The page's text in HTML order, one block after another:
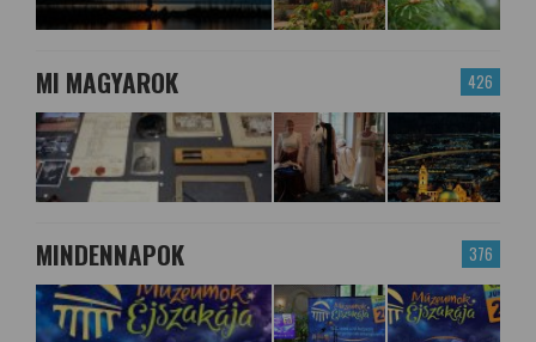
426
MI MAGYAROK
376
MINDENNAPOK